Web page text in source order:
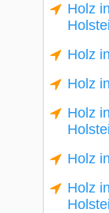
Holz
Holz
Holz
Holz
Holz
Holz